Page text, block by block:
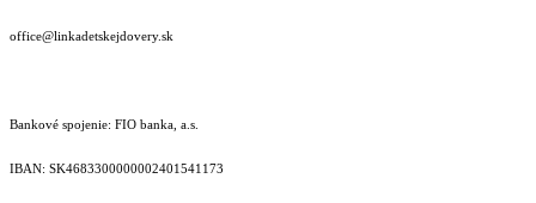
office@linkadetskejdovery.sk
Bankové spojenie: FIO banka, a.s.
IBAN: SK46833000000­02401541173